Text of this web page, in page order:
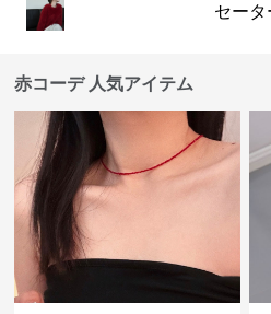
セータ
赤コーデ 人気アイテム